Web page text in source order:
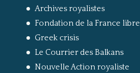
Archives royalistes
Fondation de la France libre
Greek crisis
Le Courrier des Balkans
Nouvelle Action royaliste